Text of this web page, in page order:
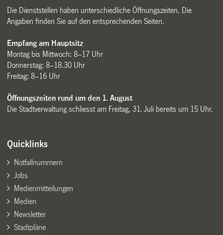
Die Dienststellen haben unterschiedliche Öffnungszeiten. Die
Angaben finden Sie auf den entsprechenden Seiten.
Empfang am Hauptsitz
Montag bis Mittwoch: 8–17 Uhr
Donnerstag: 8–18.30 Uhr
Freitag: 8–16 Uhr
Öffnungszeiten rund um den 1. August
Die Stadtverwaltung schliesst am Freitag, 31. Juli bereits um 15 Uhr.
Quicklinks
Notfallnummern
Jobs
Medienmitteilungen
Medien
Newsletter
Stadtpläne